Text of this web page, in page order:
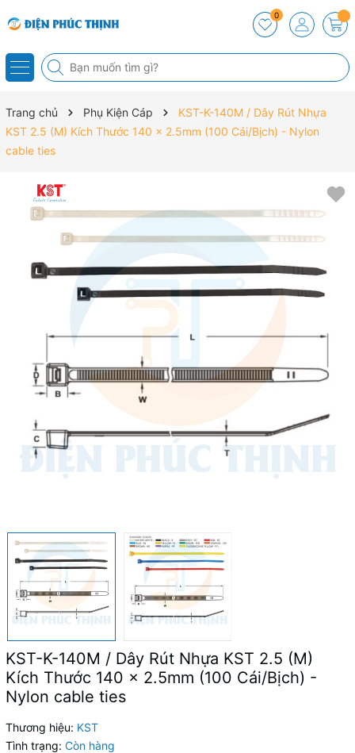
0
Trang chủ Phụ Kiện Cáp
KST-K-140M / Dây Rút Nhựa
KST 2.5 (M) Kích Thước 140 x 2.5mm (100 Cái/Bịch) - Nylon
cable ties
KST-K-140M / Dây Rút Nhựa KST 2.5 (M)
Kích Thước 140 x 2.5mm (100 Cái/Bịch) -
Nylon cable ties
Thương hiệu: KST
Tình trạng: Còn hàng